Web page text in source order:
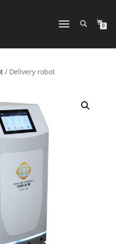
NAVIGAZIONE
0
/ Delivery robot